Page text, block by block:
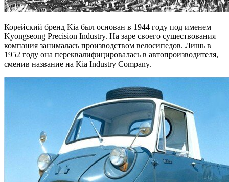
Корейский бренд Kia был основан в 1944 году под именем
Kyongseong Precision Industry. На заре своего существования
компания занималась производством велосипедов. Лишь в
1952 году она переквалифицировалась в автопроизводителя,
сменив название на Kia Industry Company.